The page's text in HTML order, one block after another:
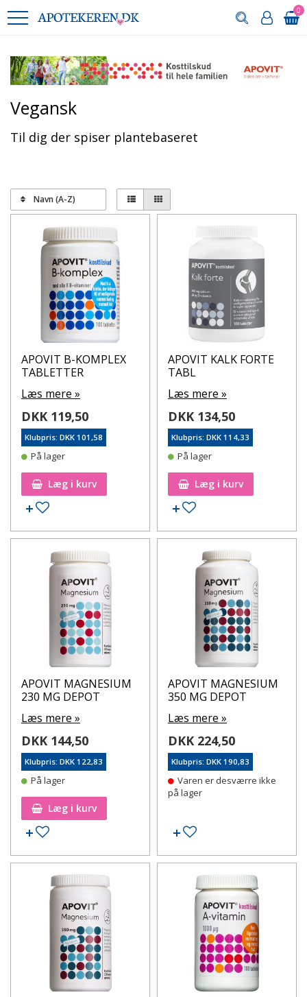
0
Vegansk
Til dig der spiser plantebaseret
Navn (A-Z)
APOVIT B-KOMPLEX
TABLETTER
Læs mere »
DKK 119,50
Klubpris: DKK 101,58
På lager
Læg i kurv
Tilføj til ønskeseddel
APOVIT KALK FORTE
TABL
Læs mere »
DKK 134,50
Klubpris: DKK 114,33
På lager
Læg i kurv
Tilføj til ønskeseddel
APOVIT MAGNESIUM
230 MG DEPOT
Læs mere »
DKK 144,50
Klubpris: DKK 122,83
På lager
Læg i kurv
Tilføj til ønskeseddel
APOVIT MAGNESIUM
350 MG DEPOT
Læs mere »
DKK 224,50
Klubpris: DKK 190,83
Varen er desværre ikke
på lager
Tilføj til ønskeseddel